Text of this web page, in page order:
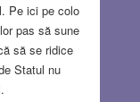
Pe ici pe colo
pas să sune
să se ridice
Statul nu